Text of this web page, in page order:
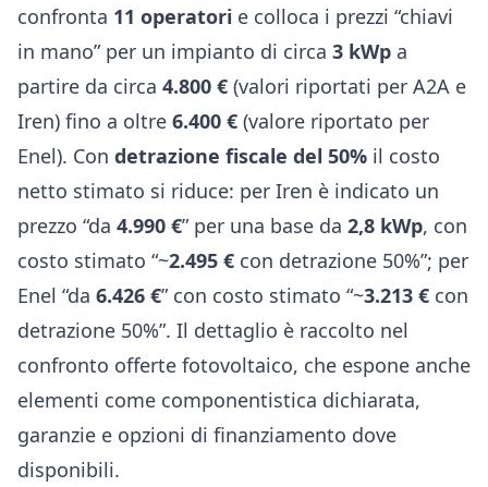
confronta 11 operatori e colloca i prezzi “chiavi
in mano” per un impianto di circa 3 kWp a
partire da circa 4.800 € (valori riportati per A2A e
Iren) fino a oltre 6.400 € (valore riportato per
Enel). Con detrazione fiscale del 50% il costo
netto stimato si riduce: per Iren è indicato un
prezzo “da 4.990 €” per una base da 2,8 kWp, con
costo stimato “~2.495 € con detrazione 50%”; per
Enel “da 6.426 €” con costo stimato “~3.213 € con
detrazione 50%”. Il dettaglio è raccolto nel
confronto offerte fotovoltaico, che espone anche
elementi come componentistica dichiarata,
garanzie e opzioni di finanziamento dove
disponibili.